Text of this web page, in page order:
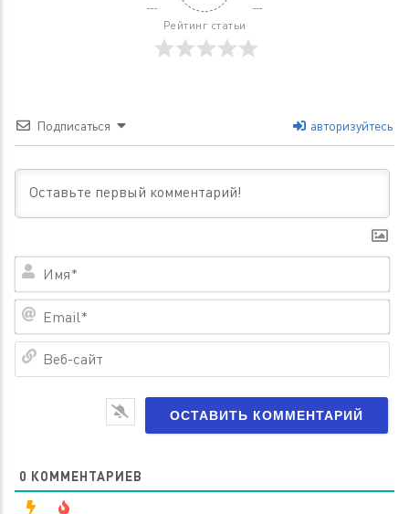
Рейтинг статьи
Подписаться авторизуйтесь
0 КОММЕНТАРИЕВ